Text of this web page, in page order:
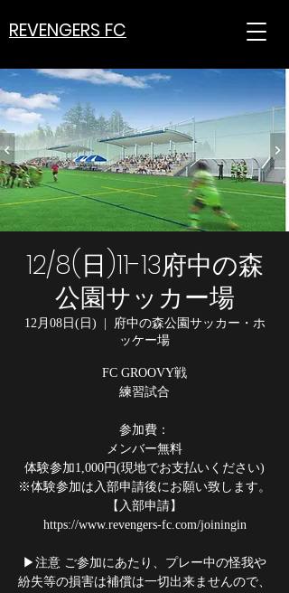
REVENGERS FC
12/8(日)11-13府中の森
公園サッカー場
12月08日(日)
府中の森公園サッカー・ホ
ッケー場
FC GROOVY戦
練習試合
参加費：
メンバー無料
体験参加1,000円(現地でお支払いください)
※体験参加は入部申請後にお願い致します。
【入部申請】
https://www.revengers-fc.com/joiningin
▶注意 ご参加にあたり、プレー中の怪我や
紛失等の損害は補償は一切出来ませんので、